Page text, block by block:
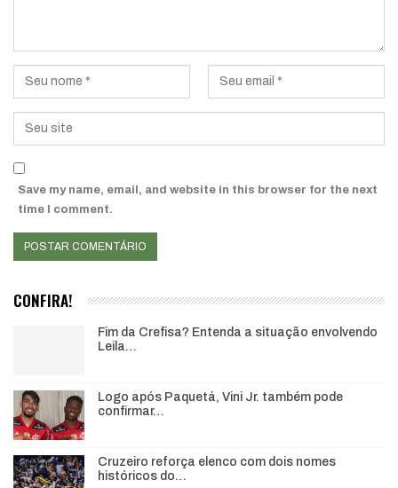
Save my name, email, and website in this browser for the next
time I comment.
CONFIRA!
Fim da Crefisa? Entenda a situação envolvendo
Leila…
Logo após Paquetá, Vini Jr. também pode
confirmar…
Cruzeiro reforça elenco com dois nomes
históricos do…